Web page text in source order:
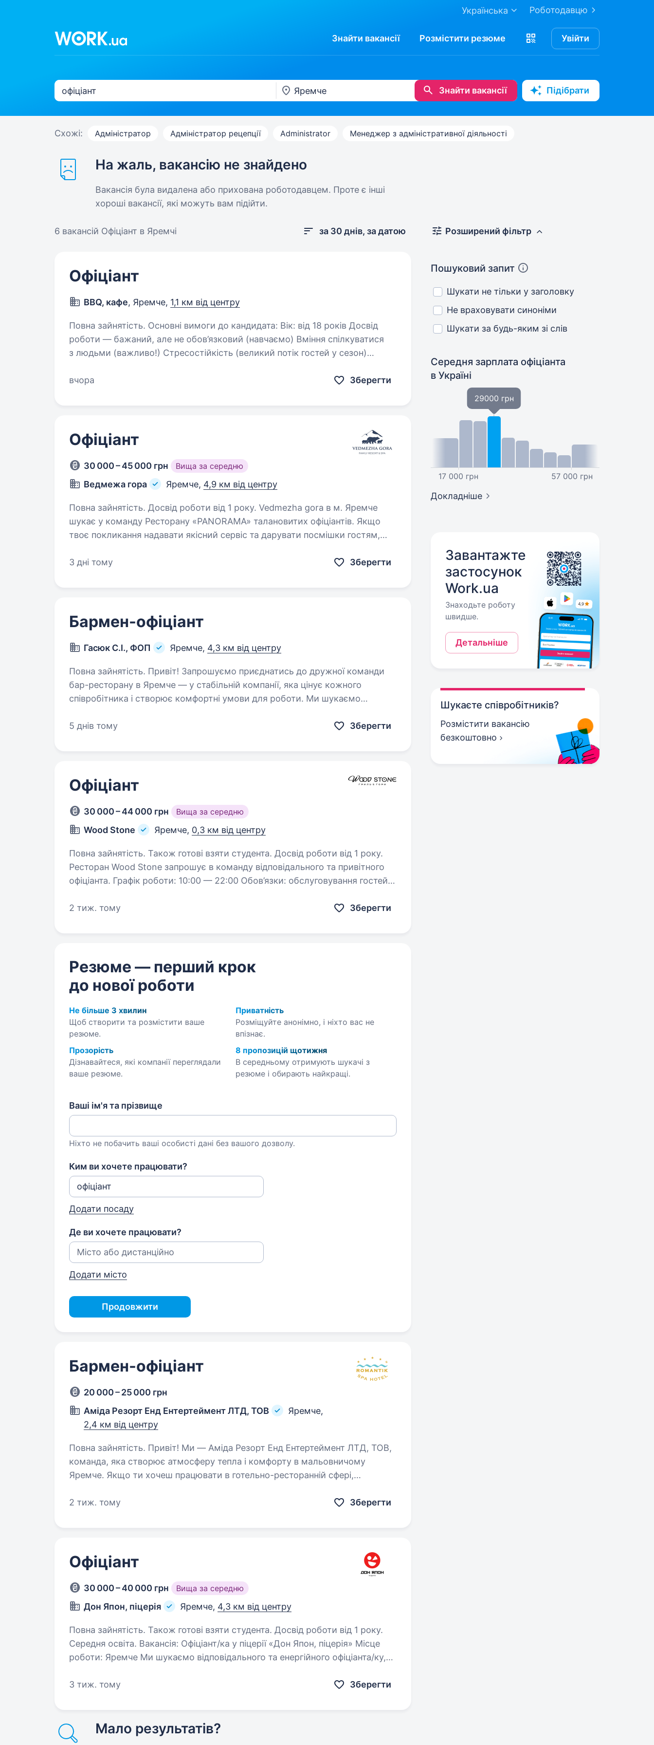
Роботодавцю
Українська
Знайти вакансії Розмістити резюме Увійти
Знайти вакансії Підібрати
Схожі: Адміністратор Адміністратор рецепції Administrator Менеджер з адміністративної діяльності
На жаль, вакансію не знайдено
Вакансія була видалена або прихована роботодавцем. Проте є інші
хороші вакансії, які можуть вам підійти.
6 вакансій Офіціант в Яремчі за 30 днів, за датою
Офіціант
BBQ, кафе, Яремче, 1,1 км від центру
Повна зайнятість. Основні вимоги до кандидата: Вік: від 18 років Досвід
роботи — бажаний, але не обов’язковий (навчаємо) Вміння спілкуватися
з людьми (важливо!) Стресостійкість (великий потік гостей у сезон)
вчора
Зберегти
Офіціант
30 000 – 45 000 грн Вища за середню
Ведмежа гора Яремче, 4,9 км від центру
Повна зайнятість. Досвід роботи від 1 року. Vedmezha gora в м. Яремче
шукає у команду Ресторану «PANORAMA» талановитих офіціантів. Якщо
твоє покликання надавати якісний сервіс та дарувати посмішки гостям,
3 дні тому
Зберегти
Бармен-офіціант
Гасюк С.І., ФОП Яремче, 4,3 км від центру
Повна зайнятість. Привіт! Запрошуємо приєднатись до дружної команди
бар-ресторану в Яремче — у стабільній компанії, яка цінує кожного
співробітника і створює комфортні умови для роботи. Ми шукаємо
5 днів тому
Зберегти
Офіціант
30 000 – 44 000 грн Вища за середню
Wood Stone Яремче, 0,3 км від центру
Повна зайнятість. Також готові взяти студента. Досвід роботи від 1 року.
Ресторан Wood Stone запрошує в команду відповідального та привітного
офіціанта. Графік роботи: 10:00 — 22:00 Обов’язки: обслуговування гостей
2 тиж. тому
Зберегти
Резюме — перший крок
до нової роботи
Не більше 3 хвилин
Щоб створити та розмістити ваше
резюме.
Приватність
Розміщуйте анонімно, і ніхто вас не
впізнає.
Прозорість
Дізнавайтеся, які компанії переглядали
ваше резюме.
8 пропозицій щотижня
В середньому отримують шукачі з
резюме і обирають найкращі.
Ваші ім'я та прізвище
Ніхто не побачить ваші особисті дані без вашого дозволу.
Ким ви хочете працювати?
Додати посаду
Де ви хочете працювати?
Додати місто
Продовжити
Бармен-офіціант
20 000 – 25 000 грн
Аміда Резорт Енд Ентертеймент ЛТД, ТОВ
Яремче,
2,4 км від центру
Повна зайнятість. Привіт! Ми — Аміда Резорт Енд Ентертеймент ЛТД, ТОВ,
команда, яка створює атмосферу тепла і комфорту в мальовничому
Яремче. Якщо ти хочеш працювати в готельно-ресторанній сфері,
2 тиж. тому
Зберегти
Офіціант
30 000 – 40 000 грн Вища за середню
Дон Япон, піцерія Яремче, 4,3 км від центру
Повна зайнятість. Також готові взяти студента. Досвід роботи від 1 року.
Середня освіта. Вакансія: Офіціант/ка у піцерії «Дон Япон, піцерія» Місце
роботи: Яремче Ми шукаємо відповідального та енергійного офіціанта/ку,
Основні обов’язки…
3 тиж. тому Зберегти
Мало результатів?
Розширений фільтр
Пошуковий запит
Шукати не тільки у заголовку
Не враховувати синоніми
Шукати за будь-яким зі слів
Середня зарплата офіціанта
в Україні
17 000 грн
29000 грн
57 000 грн
Докладніше
Завантажте
застосунок
Work.ua
Знаходьте роботу
швидше.
Детальніше
Шукаєте співробітників?
Розмістити вакансію
безкоштовно